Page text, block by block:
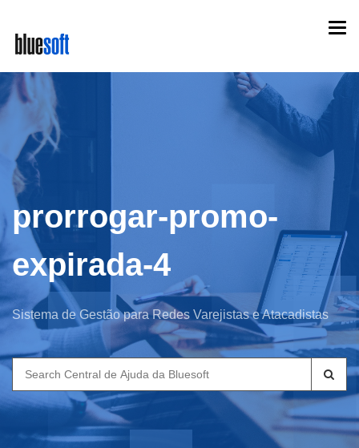
main
content
prorrogar-promo-
expirada-4
Sistema de Gestão para Redes Varejistas e Atacadistas
Search
for: